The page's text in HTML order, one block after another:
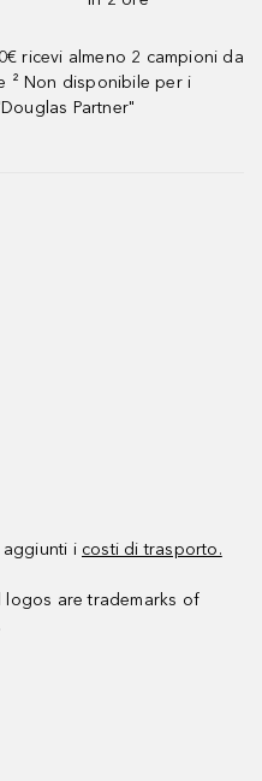
ricevi almeno 2 campioni da
² Non disponibile per i
Partner"
aggiunti i costi di trasporto.
logos are trademarks of